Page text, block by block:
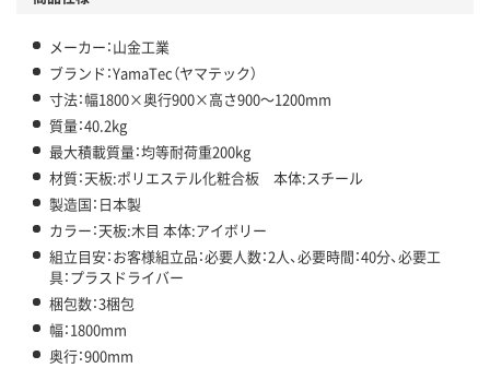
メーカー：山金工業
ブランド：YamaTec（ヤマテック）
寸法：幅1800×奥行900×高さ900～1200mm
質量：40.2kg
最大積載質量：均等耐荷重200kg
材質：天板:ポリエステル化粧合板 本体:スチール
製造国：日本製
カラー：天板:木目 本体:アイボリー
組立目安：お客様組立品：必要人数：2人、必要時間：40分、必要工
具：プラスドライバー
梱包数：3梱包
幅：1800mm
奥行：900mm